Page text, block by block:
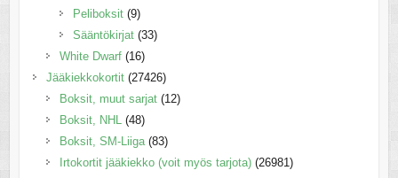
Peliboksit (9)
Sääntökirjat (33)
White Dwarf (16)
Jääkiekkokortit (27426)
Boksit, muut sarjat (12)
Boksit, NHL
(48)
Boksit, SM-Liiga (83)
Irtokortit jääkiekko (voit myös tarjota) (26981)